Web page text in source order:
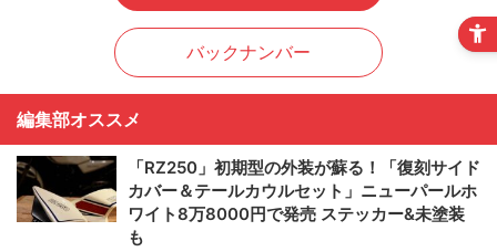
バックナンバー
編集部オススメ
「RZ250」初期型の外装が蘇る！「復刻サイド
カバー＆テールカウルセット」ニューパールホ
ワイト8万8000円で発売 ステッカー&未塗装
も